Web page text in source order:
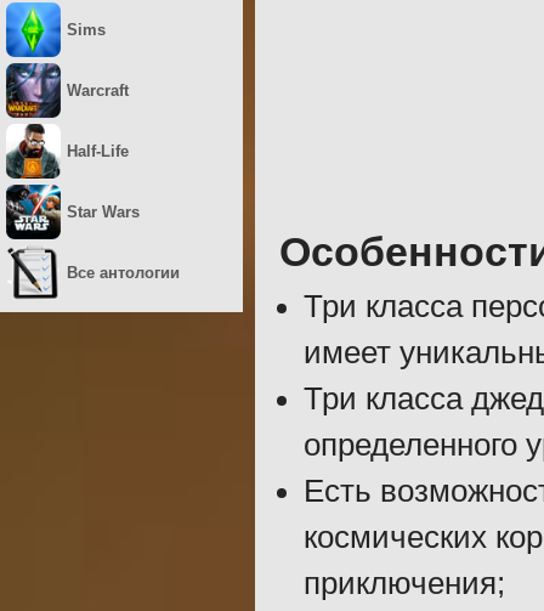
Три класса
имеет
Три класса
определенного
Есть
космических
приключения;
Sims
Warcraft
Half-Life
Star Wars
Все антологии